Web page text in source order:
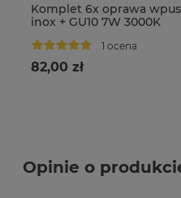
Komplet 6x oprawa
inox + GU10 7W 3000K
1 ocena
82,00 zł
Opinie o